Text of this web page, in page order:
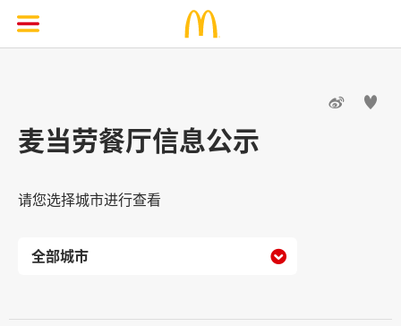
 
麦当劳餐厅信息公示
请您选择城市进行查看
